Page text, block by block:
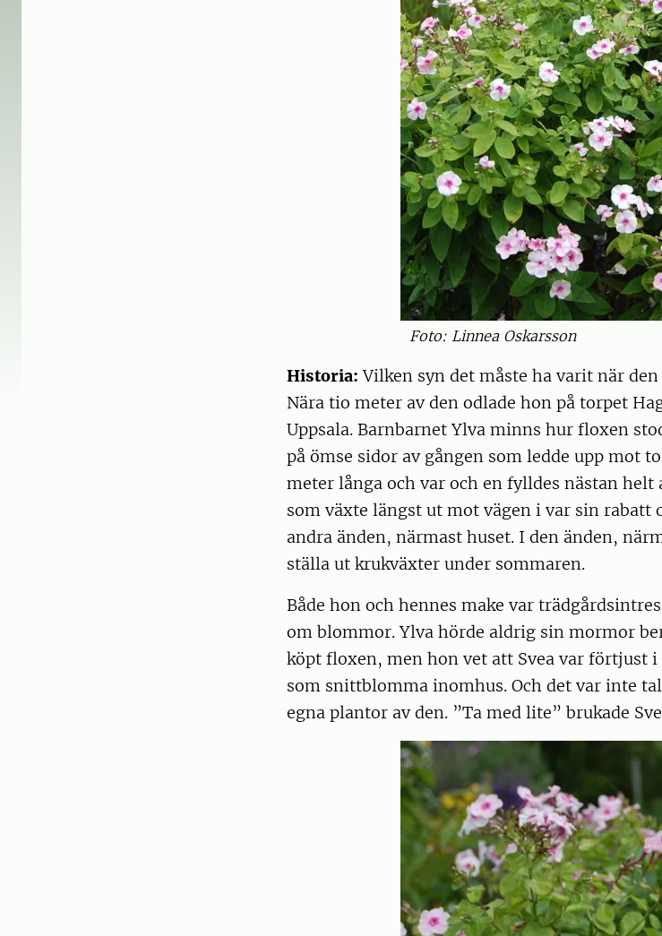
Foto: Linnea Oskarsson
Historia: Vilken syn det måste ha varit när
Nära tio meter av den odlade hon på torpet
Uppsala. Barnbarnet Ylva minns hur floxen
på ömse sidor av gången som ledde upp mot
meter långa och var och en fylldes nästan
som växte längst ut mot vägen i var sin rabatt
andra änden, närmast huset. I den änden,
ställa ut krukväxter under sommaren.
Både hon och hennes make var
om blommor. Ylva hörde aldrig sin mormor
köpt floxen, men hon vet att Svea var förtjust i
som snittblomma inomhus. Och det var inte
egna plantor av den. ”Ta med lite” brukade